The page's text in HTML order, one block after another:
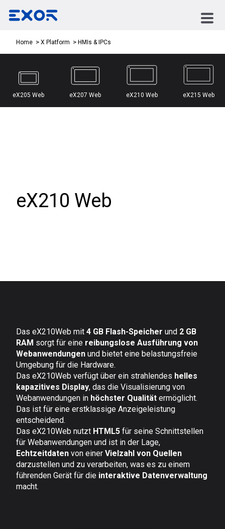
Home X Platform HMIs & IPCs
eX205 Web eX207 Web eX210 Web eX215 Web
eX210 Web
Das eX210Web mit 4 GB Flash-Speicher und 2 GB
RAM sorgt für eine reibungslose Ausführung von
Webanwendungen und bietet eine belastungsfreie
Umgebung für die Hardware.
Das eX210Web verfügt über ein strahlendes helles
kapazitives Display, das die Visualisierung von
Webanwendungen in höchster Qualität ermöglicht.
Das ist für eine erstklassige Anzeigeleistung
entscheidend.
Das eX210Web nutzt HTML5 für seine Schnittstellen
für Webanwendungen und ist in der Lage,
Echtzeitdaten von einer Vielzahl von Quellen
darzustellen und zu verarbeiten, was es zu einem
führenden Gerät für die interaktive Datenverwaltung
macht.